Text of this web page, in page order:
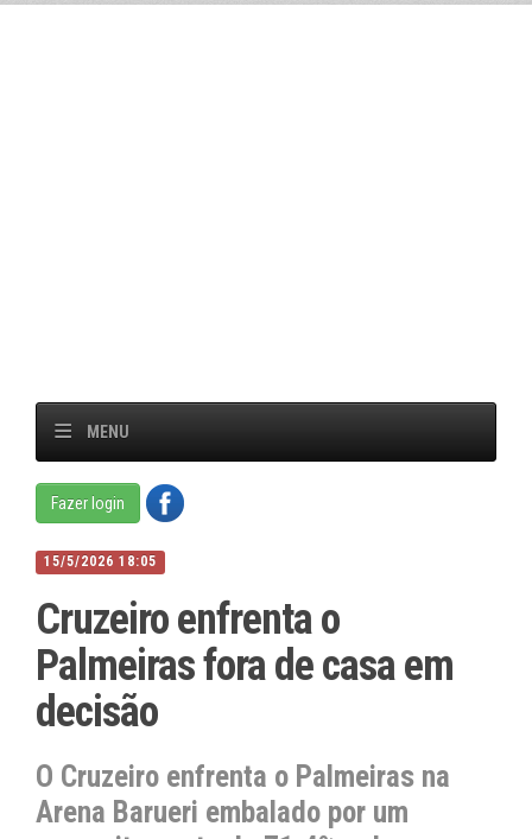
MENU
Fazer login
15/5/2026 18:05
Cruzeiro enfrenta o
Palmeiras fora de casa em
decisão
O Cruzeiro enfrenta o Palmeiras na
Arena Barueri embalado por um